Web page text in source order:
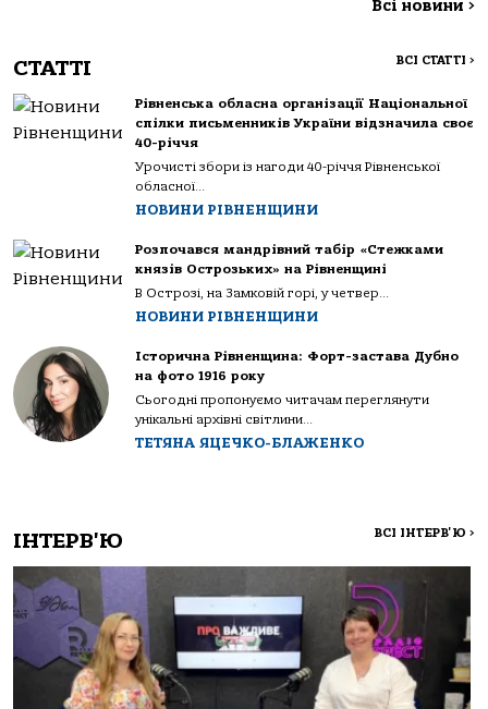
Всі новини >
СТАТТІ ВСІ СТАТТІ >
Рівненська обласна організації Національної
спілки письменників України відзначила своє
40-річчя
Урочисті збори із нагоди 40-річчя Рівненської
обласної...
НОВИНИ РІВНЕНЩИНИ
Розпочався мандрівний табір «Стежками
князів Острозьких» на Рівненщині
В Острозі, на Замковій горі, у четвер...
НОВИНИ РІВНЕНЩИНИ
Історична Рівненщина: Форт-застава Дубно
на фото 1916 року
Сьогодні пропонуємо читачам переглянути
унікальні архівні світлини...
ТЕТЯНА ЯЦЕЧКО-БЛАЖЕНКО
ІНТЕРВ'Ю ВСІ ІНТЕРВ'Ю >